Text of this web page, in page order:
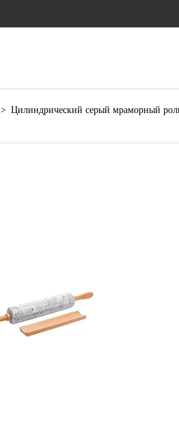
> Цилиндрический серый мраморный